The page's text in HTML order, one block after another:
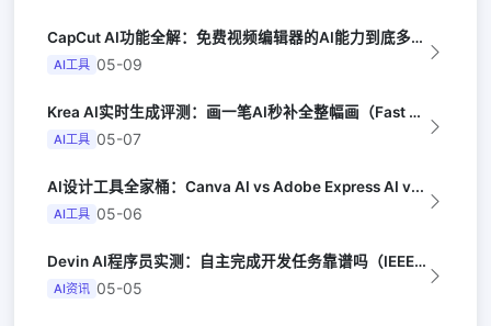
CapCut AI功能全解：免费视频编辑器的AI能力到底多强（Creator E...
AI工具 05-09
Krea AI实时生成评测：画一笔AI秒补全整幅画（Fast Company）
AI工具 05-07
AI设计工具全家桶：Canva AI vs Adobe Express AI v...
AI工具 05-06
Devin AI程序员实测：自主完成开发任务靠谱吗（IEEE Spectrum）
AI资讯 05-05